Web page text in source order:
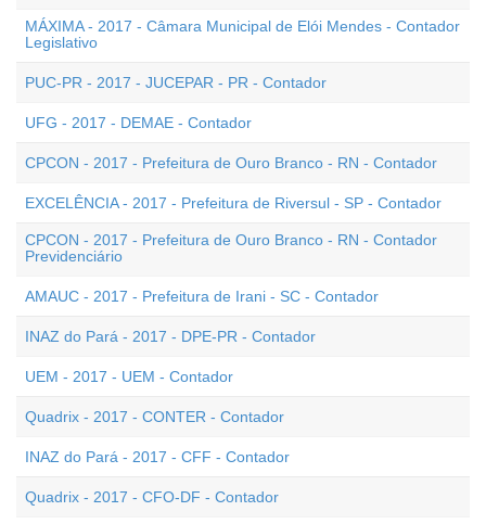
MÁXIMA - 2017 - Câmara Municipal de Elói Mendes - Contador
Legislativo
PUC-PR - 2017 - JUCEPAR - PR - Contador
UFG - 2017 - DEMAE - Contador
CPCON - 2017 - Prefeitura de Ouro Branco - RN - Contador
EXCELÊNCIA - 2017 - Prefeitura de Riversul - SP - Contador
CPCON - 2017 - Prefeitura de Ouro Branco - RN - Contador
Previdenciário
AMAUC - 2017 - Prefeitura de Irani - SC - Contador
INAZ do Pará - 2017 - DPE-PR - Contador
UEM - 2017 - UEM - Contador
Quadrix - 2017 - CONTER - Contador
INAZ do Pará - 2017 - CFF - Contador
Quadrix - 2017 - CFO-DF - Contador